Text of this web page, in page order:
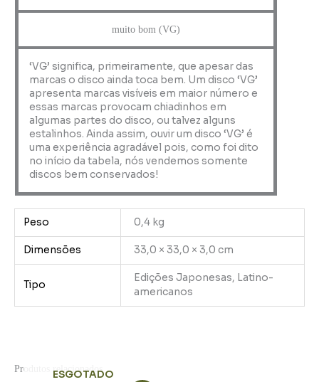
muito bom (VG)
‘VG’ significa, primeiramente, que apesar das
marcas o disco ainda toca bem. Um disco ‘VG’
apresenta marcas visíveis em maior número e
essas marcas provocam chiadinhos em
algumas partes do disco, ou talvez alguns
estalinhos. Ainda assim, ouvir um disco ‘VG’ é
uma experiência agradável pois, como foi dito
no início da tabela, nós vendemos somente
discos bem conservados!
Peso 0,4 kg
Dimensões 33,0 × 33,0 × 3,0 cm
Tipo
Edições Japonesas, Latino-
americanos
Produtos relacionados
ESGOTADO